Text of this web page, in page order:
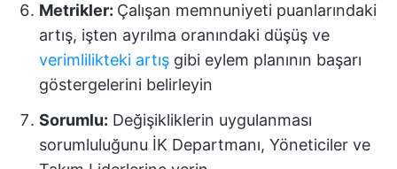
Metrikler: Çalışan memnuniyeti puanlarındaki
artış, işten ayrılma oranındaki düşüş ve
verimlilikteki artış gibi eylem planının başarı
göstergelerini belirleyin
Sorumlu: Değişikliklerin uygulanması
sorumluluğunu İK Departmanı, Yöneticiler ve